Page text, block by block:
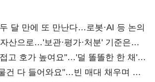
달 만에 또 만난다…로봇·AI 등 논의
산으로…'보관·평가·처분' 기준은
고 호가 높여요"…'덜 똘똘한 한 채'
건 다 들어와요"…빈 매대 채우며 문